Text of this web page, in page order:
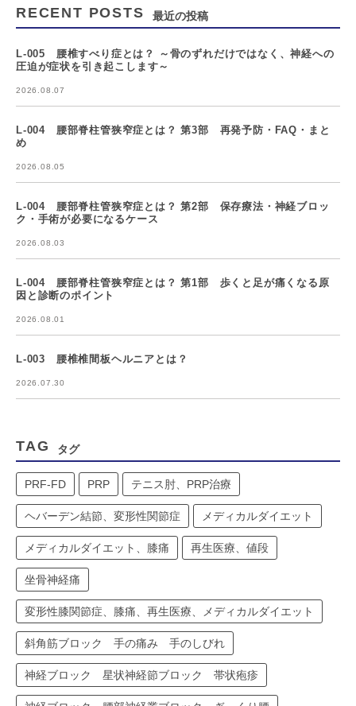
RECENT POSTS 最近の投稿
L-005 腰椎すべり症とは？ ～骨のずれだけではなく、神経への
圧迫が症状を引き起こします～
2026.08.07
L-004 腰部脊柱管狭窄症とは？ 第3部 再発予防・FAQ・まと
め
2026.08.05
L-004 腰部脊柱管狭窄症とは？ 第2部 保存療法・神経ブロッ
ク・手術が必要になるケース
2026.08.03
L-004 腰部脊柱管狭窄症とは？ 第1部 歩くと足が痛くなる原
因と診断のポイント
2026.08.01
L-003 腰椎椎間板ヘルニアとは？
2026.07.30
TAG タグ
PRF-FD PRP テニス肘、PRP治療
ヘバーデン結節、変形性関節症 メディカルダイエット
メディカルダイエット、膝痛 再生医療、値段
坐骨神経痛
変形性膝関節症、膝痛、再生医療、メディカルダイエット
斜角筋ブロック 手の痛み 手のしびれ
神経ブロック 星状神経節ブロック 帯状疱疹